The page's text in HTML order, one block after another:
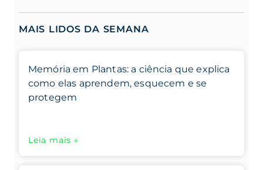
MAIS LIDOS DA SEMANA
Memória em Plantas: a ciência que explica
como elas aprendem, esquecem e se
protegem
Leia mais »